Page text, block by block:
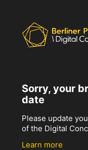
Sorry, your
date
Please update
of the Digital
Learn more